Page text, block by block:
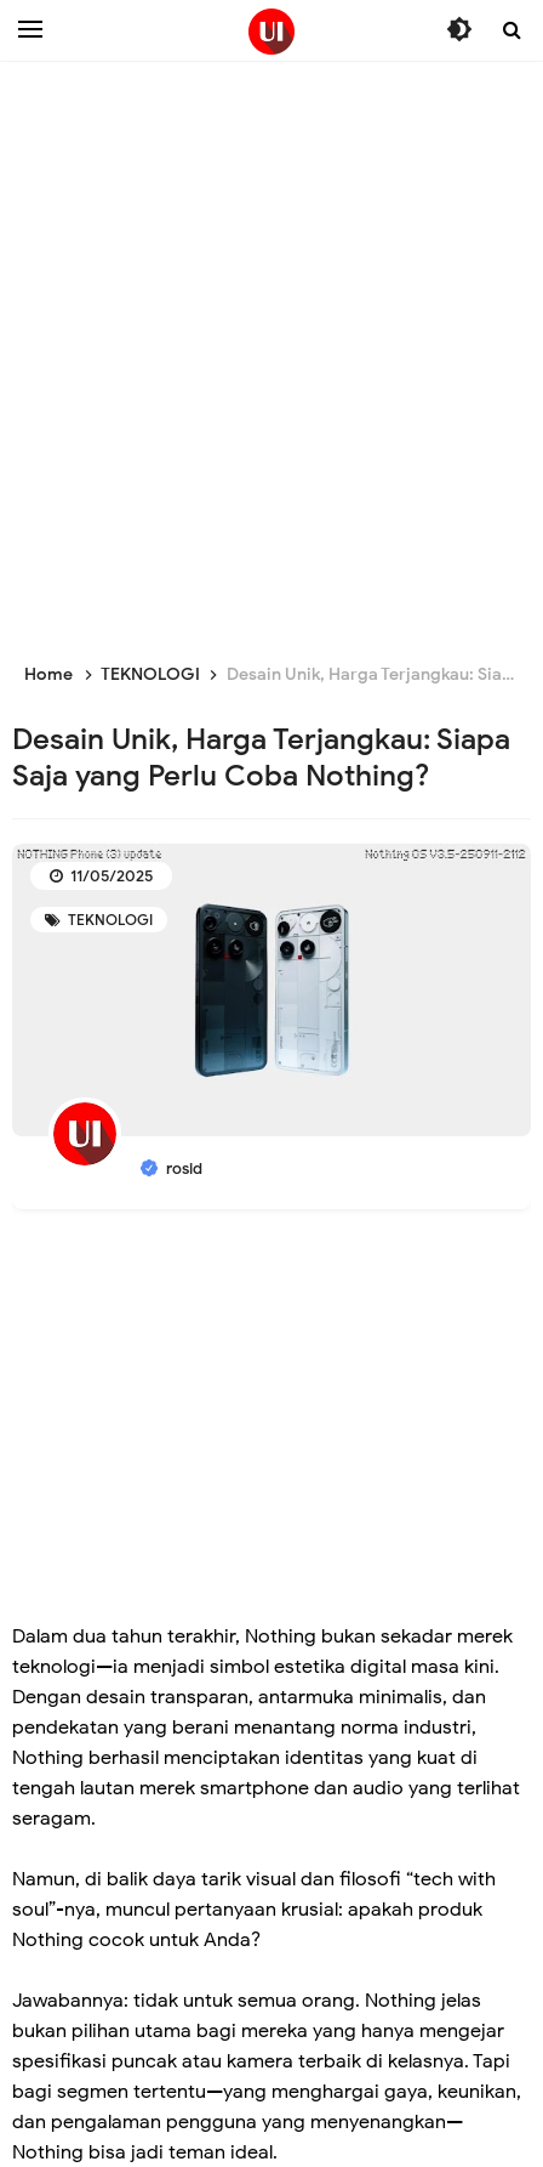
Home TEKNOLOGI Desain Unik, Harga Terjangkau: Siapa Saja yang Perlu Coba Nothing?
Desain Unik, Harga Terjangkau: Siapa
Saja yang Perlu Coba Nothing?
TEKNOLOGI
rosid
11/05/2025
Dalam dua tahun terakhir, Nothing bukan sekadar merek
teknologi—ia menjadi simbol estetika digital masa kini.
Dengan desain transparan, antarmuka minimalis, dan
pendekatan yang berani menantang norma industri,
Nothing berhasil menciptakan identitas yang kuat di
tengah lautan merek smartphone dan audio yang terlihat
seragam.
Namun, di balik daya tarik visual dan filosofi “tech with
soul”-nya, muncul pertanyaan krusial: apakah produk
Nothing cocok untuk Anda?
Jawabannya: tidak untuk semua orang. Nothing jelas
bukan pilihan utama bagi mereka yang hanya mengejar
spesifikasi puncak atau kamera terbaik di kelasnya. Tapi
bagi segmen tertentu—yang menghargai gaya, keunikan,
dan pengalaman pengguna yang menyenangkan—
Nothing bisa jadi teman ideal.